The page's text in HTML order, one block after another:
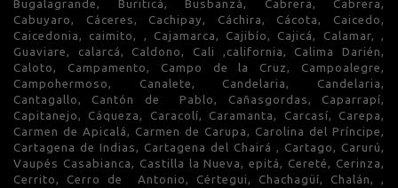
Bugalagrande, Buriticá, Busbanzá, Cabrera, Cabrera,
Cabuyaro, Cáceres, Cachipay, Cáchira, Cácota, Caicedo,
Caicedonia, caimito, , Cajamarca, Cajibío, Cajicá, Calamar, ,
Guaviare, calarcá, Caldono, Cali ,california, Calima Darién,
Caloto, Campamento, Campo de la Cruz, Campoalegre,
Campohermoso, Canalete, Candelaria, Candelaria,
Cantagallo, Cantón de Pablo, Cañasgordas, Caparrapí,
Capitanejo, Cáqueza, Caracolí, Caramanta, Carcasí, Carepa,
Carmen de Apicalá, Carmen de Carupa, Carolina del Príncipe,
Cartagena de Indias, Cartagena del Chairá , Cartago, Carurú,
Vaupés Casabianca, Castilla la Nueva, epitá, Cereté, Cerinza,
Cerrito, Cerro de Antonio, Cértegui, Chachagüí, Chalán, ,